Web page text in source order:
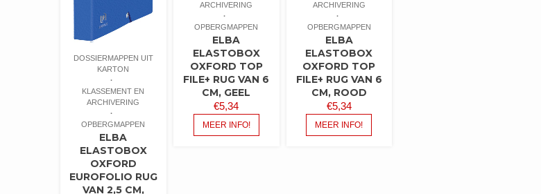
DOSSIERMAPPEN UIT
KARTON
KLASSEMENT EN
ARCHIVERING
OPBERGMAPPEN
ELBA
ELASTOBOX
OXFORD
EUROFOLIO RUG
VAN 2,5 CM,
ARCHIVERING
OPBERGMAPPEN
ELBA
ELASTOBOX
OXFORD TOP
FILE+ RUG VAN 6
CM, GEEL
€5,34
MEER INFO!
ARCHIVERING
OPBERGMAPPEN
ELBA
ELASTOBOX
OXFORD TOP
FILE+ RUG VAN 6
CM, ROOD
€5,34
MEER INFO!